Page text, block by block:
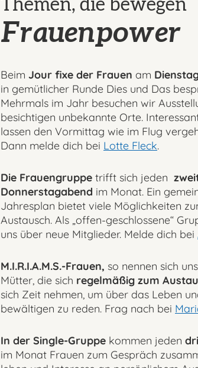
Themen, die bewegen
Frauenpower
BeimJour fixe der Frauen am
in gemütlicher Runde Dies und Das
Mehrmals im Jahr besuchen wir
besichtigen unbekannte Orte.
lassen den Vormittag wie im Flug
Dann melde dich bei Lotte Fleck.
Die Frauengruppe trifft sich jeden
Donnerstagabend im Monat. Ein
Jahresplan bietet viele Möglichkeiten
Austausch. Als „offen-geschlossene“
uns über neue Mitglieder. Melde dich bei
M.I.R.I.A.M.S.-Frauen, so nennen sich
Mütter, die sich regelmäßig zum
sich Zeit nehmen, um über das Leben
bewältigen zu reden. Frag nach bei
In der Single-Gruppe kommen jeden
im Monat Frauen zum Gespräch